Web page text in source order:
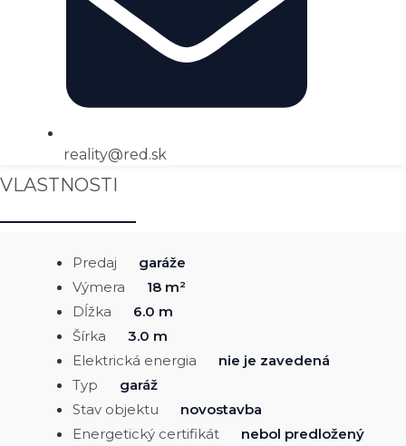
reality@red.sk
VLASTNOSTI
Predaj
garáže
Výmera
18 m²
Dĺžka
6.0 m
Šírka
3.0 m
Elektrická energia
nie je zavedená
Typ
garáž
Stav objektu
novostavba
Energetický certifikát
nebol predložený